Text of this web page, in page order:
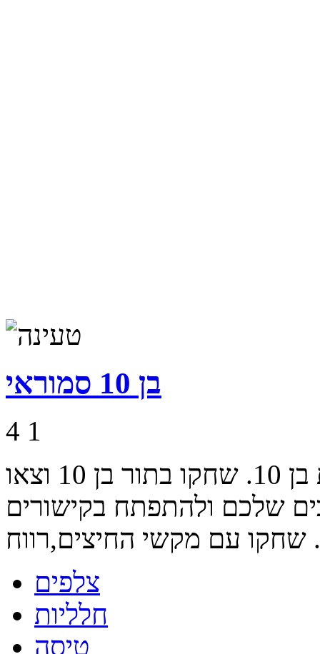
בן 10 סמוראי
4 1
אחד מהמשחקים המצליחים בסדרת בן 10. שחקו בתור בן 10 וצאו
שלכם ולהתפתח בקישורים
צלפים
חלליות
טיסה